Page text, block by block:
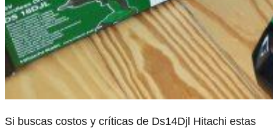
Si buscas costos y críticas de Ds14Djl Hitachi estas